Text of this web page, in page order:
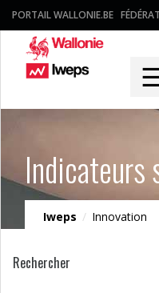
PORTAIL WALLONIE.BE
Iweps / Innovation
Rechercher